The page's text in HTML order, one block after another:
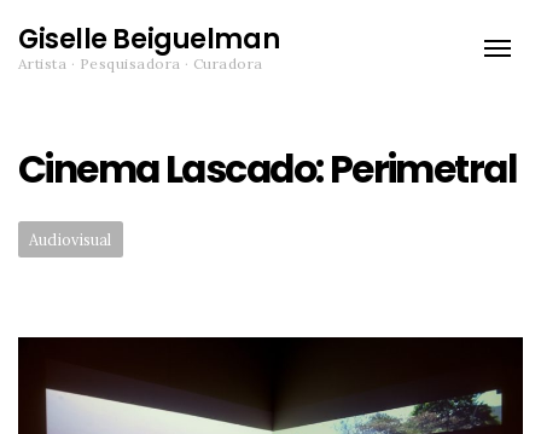
Giselle Beiguelman
Artista · Pesquisadora · Curadora
Toggle
Cinema Lascado: Perimetral
Categories:
Audiovisual